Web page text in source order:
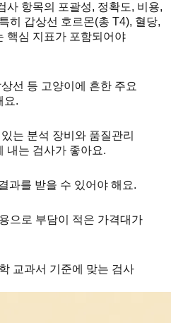
사 항목의 포괄성, 정확도, 비용,
히 갑상선 호르몬(총 T4), 혈당,
핵심 지표가 포함되어야
선 등 고양이에 흔한 주요
요.
는 분석 장비와 품질관리
내는 검사가 좋아요.
과를 받을 수 있어야 해요.
으로 부담이 적은 가격대가
교과서 기준에 맞는 검사